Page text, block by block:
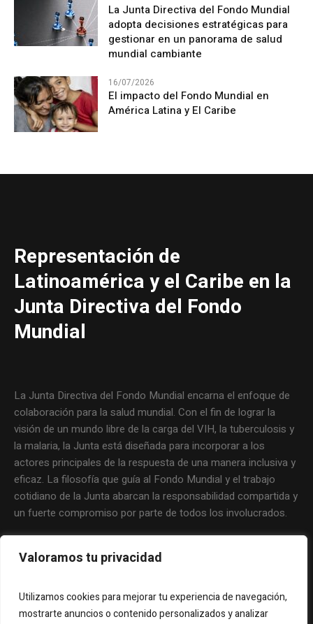
Valoramos tu privacidad
Utilizamos cookies para mejorar tu experiencia de navegación,
mostrarte anuncios o contenido personalizados y analizar
La Junta Directiva del Fondo Mundial
adopta decisiones estratégicas para
gestionar en un panorama de salud
mundial cambiante
16/07/2026
El impacto del Fondo Mundial en
América Latina y El Caribe
Representación de
Latinoamérica y el Caribe en la
Junta Directiva del Fondo
Mundial
La Junta Directiva del Fondo Mundial encarna el enfoque de
colaboración para la salud mundial. Con el fin de lograr la
visión de un mundo libre de la carga del VIH, la tuberculosis y
la malaria, la Junta está diseñada para incorporar a los
actores principales de la respuesta de una manera inclusiva y
eficaz. La filosofía que guía al Fondo Mundial y el trabajo
cotidiano de la Junta abarcan la responsabilidad compartida y
un fuerte compromiso por parte de todos los involucrados.